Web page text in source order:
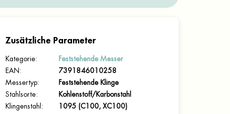
Zusätzliche Parameter
Kategorie:
Feststehende Messer
EAN :
7391846010258
Messertyp:
Feststehende Klinge
Stahlsorte:
Kohlenstoff/Karbonstahl
Klingenstahl :
1095 (C100, XC100)